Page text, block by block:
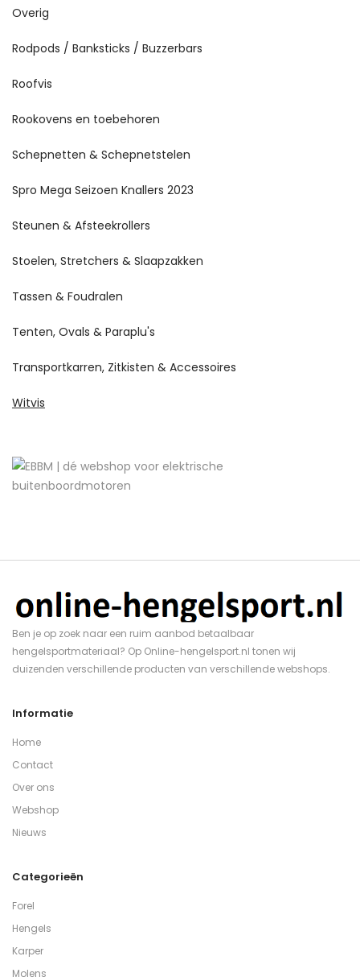
Overig
Rodpods / Banksticks / Buzzerbars
Roofvis
Rookovens en toebehoren
Schepnetten & Schepnetstelen
Spro Mega Seizoen Knallers 2023
Steunen & Afsteekrollers
Stoelen, Stretchers & Slaapzakken
Tassen & Foudralen
Tenten, Ovals & Paraplu's
Transportkarren, Zitkisten & Accessoires
Witvis
Ben je op zoek naar een ruim aanbod betaalbaar
hengelsportmateriaal? Op Online-hengelsport.nl tonen wij
duizenden verschillende producten van verschillende webshops.
Informatie
Home
Contact
Over ons
Webshop
Nieuws
Categorieën
Forel
Hengels
Karper
Molens